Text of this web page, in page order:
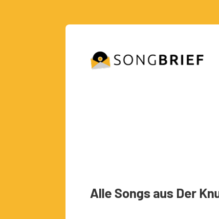
Alle Songs aus Der